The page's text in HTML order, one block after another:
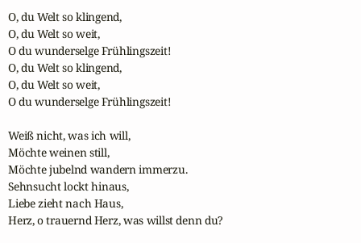
O, du Welt so klingend,
O, du Welt so weit,
O du wunderselge Frühlingszeit!
O, du Welt so klingend,
O, du Welt so weit,
O du wunderselge Frühlingszeit!
Weiß nicht, was ich will,
Möchte weinen still,
Möchte jubelnd wandern immerzu.
Sehnsucht lockt hinaus,
Liebe zieht nach Haus,
Herz, o trauernd Herz, was willst denn du?